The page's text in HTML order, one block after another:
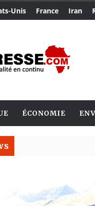
Unis France Iran
ÉCONOMIE